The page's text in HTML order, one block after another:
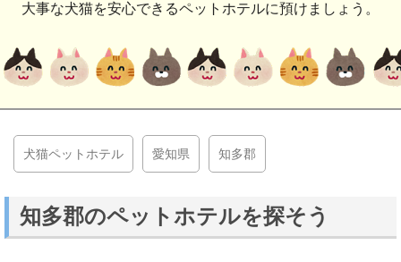
大事な犬猫を安心できるペットホテルに預けましょう。
犬猫ペットホテル 愛知県 知多郡
知多郡のペットホテルを探そう